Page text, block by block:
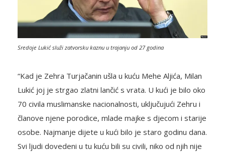
Sredoje Lukić služi zatvorsku kaznu u trajanju od 27 godina
“Kad je Zehra Turjačanin ušla u kuću Mehe Aljića, Milan
Lukić joj je strgao zlatni lančić s vrata. U kući je bilo oko
70 civila muslimanske nacionalnosti, uključujući Zehru i
članove njene porodice, mlade majke s djecom i starije
osobe. Najmanje dijete u kući bilo je staro godinu dana.
Svi ljudi dovedeni u tu kuću bili su civili, niko od njih nije